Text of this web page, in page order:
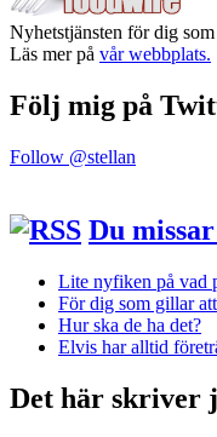
Nyhetstjänsten för dig
Läs mer på vår webbplats.
Följ mig på
Follow @stellan
Du
Lite nyfiken på vad
För dig som gillar
Hur ska de ha det?
Elvis har alltid
Det här skriver